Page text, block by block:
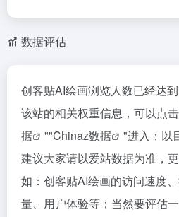
数据评估
创客贴AI绘画浏览人数已经达
该站的相关权重信息，可以点
据
""Chinaz数据
"进入；以
建议大家请以爱站数据为准，
如：创客贴AI绘画的访问速度
量、用户体验等；当然要评估